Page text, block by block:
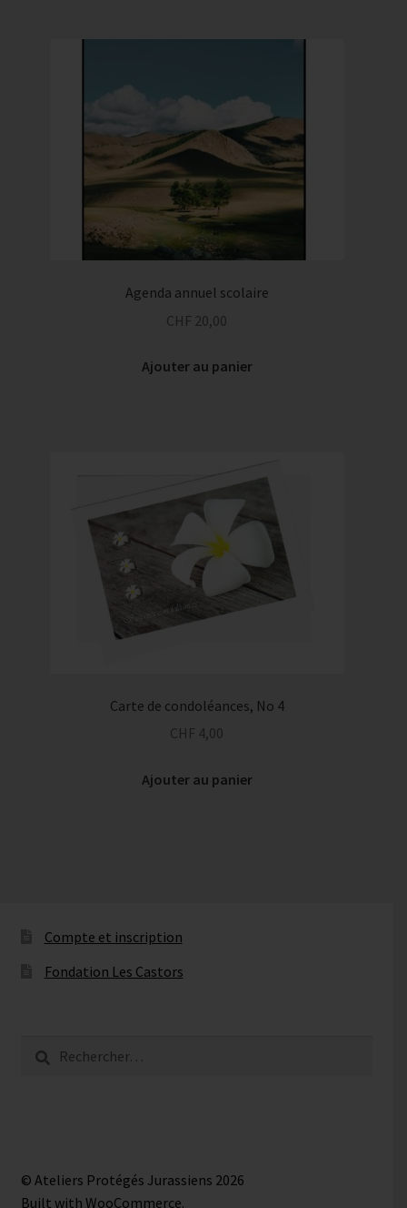
Agenda annuel scolaire
CHF 20,00
Ajouter au panier
Carte de condoléances, No 4
CHF 4,00
Ajouter au panier
Compte et inscription
Fondation Les Castors
© Ateliers Protégés Jurassiens 2026
Built with WooCommerce.